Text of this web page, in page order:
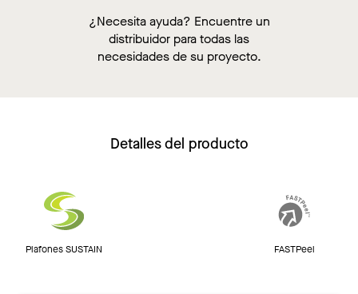
¿Necesita ayuda? Encuentre un
distribuidor para todas las
necesidades de su proyecto.
Detalles del producto
Plafones SUSTAIN FASTPeel